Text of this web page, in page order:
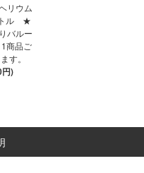
リウム
トル ★
バルー
商品ご
す。
)